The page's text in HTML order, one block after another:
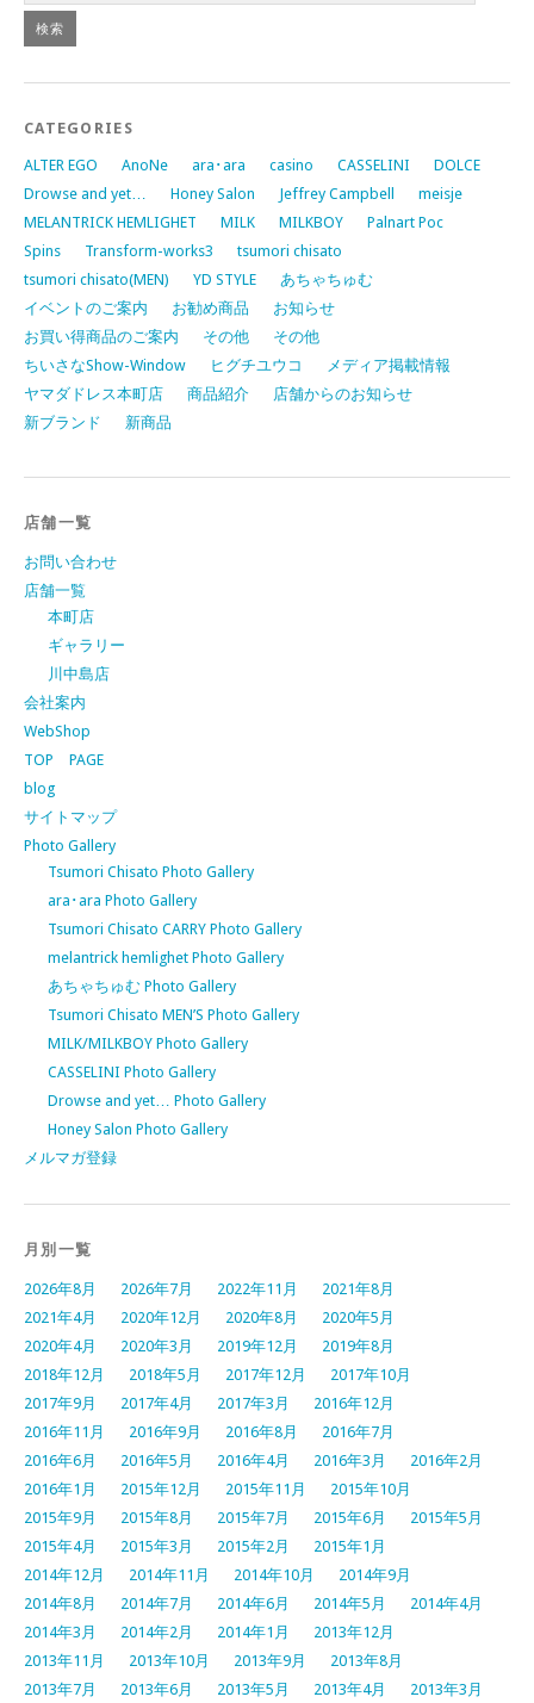
CATEGORIES
ALTER EGO AnoNe ara･ara casino CASSELINI
DOLCE
Drowse and yet…
Honey Salon Jeffrey Campbell
meisje
MELANTRICK HEMLIGHET
MILK MILKBOY
Palnart Poc
Spins
Transform-works3
tsumori chisato
tsumori chisato(MEN)
YD STYLE
あちゃちゅむ
イベントのご案内
お勧め商品
お知らせ
お買い得商品のご案内
その他
その他
ちいさなShow-Window
ヒグチユウコ
メディア掲載情報
ヤマダドレス本町店
商品紹介
店舗からのお知らせ
新ブランド
新商品
店舗一覧
お問い合わせ
店舗一覧
本町店
ギャラリー
川中島店
会社案内
WebShop
TOP PAGE
blog
サイトマップ
Photo Gallery
Tsumori Chisato Photo Gallery
ara･ara Photo Gallery
Tsumori Chisato CARRY Photo Gallery
melantrick hemlighet Photo Gallery
あちゃちゅむ Photo Gallery
Tsumori Chisato MEN’S Photo Gallery
MILK/MILKBOY Photo Gallery
CASSELINI Photo Gallery
Drowse and yet… Photo Gallery
Honey Salon Photo Gallery
メルマガ登録
月別一覧
2026年8月 2026年7月 2022年11月
2021年8月
2021年4月
2020年12月 2020年8月
2020年5月
2020年4月
2020年3月 2019年12月
2019年8月
2018年12月
2018年5月 2017年12月
2017年10月
2017年9月
2017年4月 2017年3月
2016年12月
2016年11月
2016年9月 2016年8月
2016年7月
2016年6月
2016年5月 2016年4月 2016年3月
2016年2月
2016年1月
2015年12月 2015年11月
2015年10月
2015年9月
2015年8月 2015年7月 2015年6月
2015年5月
2015年4月
2015年3月 2015年2月
2015年1月
2014年12月
2014年11月 2014年10月
2014年9月
2014年8月
2014年7月 2014年6月 2014年5月
2014年4月
2014年3月
2014年2月 2014年1月
2013年12月
2013年11月
2013年10月 2013年9月
2013年8月
2013年7月
2013年6月 2013年5月 2013年4月
2013年3月